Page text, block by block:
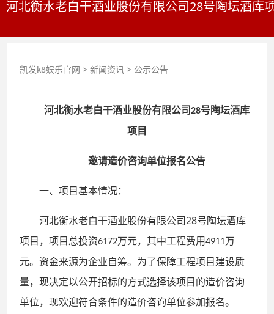
河北衡水老白干酒业股份有限公司28号陶坛酒库
凯发k8娱乐官网 >新闻资讯 > 公示公告
河北衡水老白干酒业股份有限公司28号陶坛酒库
项目
邀请造价咨询单位报名公告
一、项目基本情况：
河北衡水老白干酒业股份有限公司28号陶坛酒库
项目，项目总投资6172万元，其中工程费用4911万
元。资金来源为企业自筹。为了保障工程项目建设质
量，现决定以公开招标的方式选择该项目的造价咨询
单位，现欢迎符合条件的造价咨询单位参加报名。